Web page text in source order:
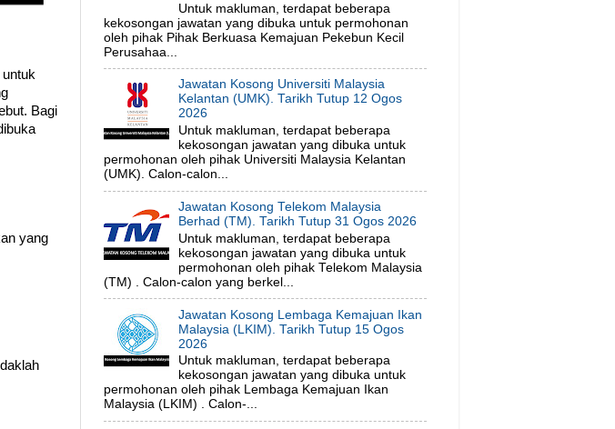
Bagi
yang
Untuk makluman, terdapat beberapa
kekosongan jawatan yang dibuka untuk permohonan
oleh pihak Pihak Berkuasa Kemajuan Pekebun Kecil
Perusahaa...
Jawatan Kosong Universiti Malaysia
Kelantan (UMK). Tarikh Tutup 12 Ogos
2026
Untuk makluman, terdapat beberapa
kekosongan jawatan yang dibuka untuk
permohonan oleh pihak Universiti Malaysia Kelantan
(UMK). Calon-calon...
Jawatan Kosong Telekom Malaysia
Berhad (TM). Tarikh Tutup 31 Ogos 2026
Untuk makluman, terdapat beberapa
kekosongan jawatan yang dibuka untuk
permohonan oleh pihak Telekom Malaysia
(TM) . Calon-calon yang berkel...
Jawatan Kosong Lembaga Kemajuan Ikan
Malaysia (LKIM). Tarikh Tutup 15 Ogos
2026
Untuk makluman, terdapat beberapa
kekosongan jawatan yang dibuka untuk
permohonan oleh pihak Lembaga Kemajuan Ikan
Malaysia (LKIM) . Calon-...